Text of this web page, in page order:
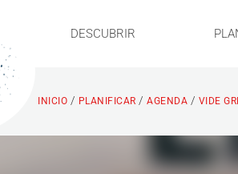
DESCUBRIR
INICIO / PLANIFICAR / AGENDA / VIDE